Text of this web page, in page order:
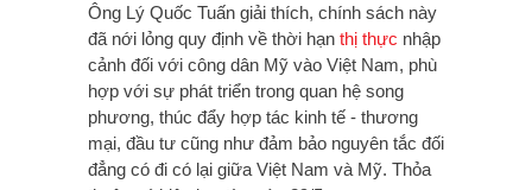
Ông Lý Quốc Tuấn giải thích, chính sách này
đã nới lỏng quy định về thời hạn thị thực nhập
cảnh đối với công dân Mỹ vào Việt Nam, phù
hợp với sự phát triển trong quan hệ song
phương, thúc đẩy hợp tác kinh tế - thương
mại, đầu tư cũng như đảm bảo nguyên tắc đối
đẳng có đi có lại giữa Việt Nam và Mỹ. Thỏa